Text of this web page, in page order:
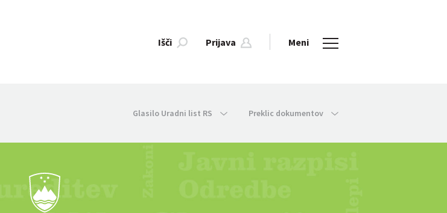
Išči Prijava Meni
Glasilo Uradni list RS Preklic dokumentov